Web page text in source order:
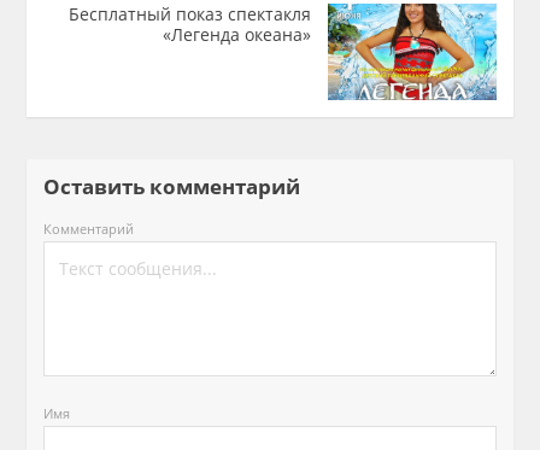
Бесплатный показ спектакля
«Легенда океана»
Оставить комментарий
Комментарий
Имя